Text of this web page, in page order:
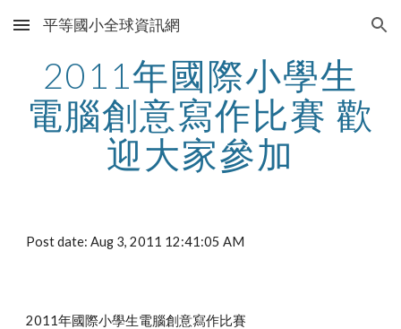
Skip to main content Skip to navigation
平等國小全球資訊網
2011年國際小學生
電腦創意寫作比賽 歡
迎大家參加
Post date: Aug 3, 2011 12:41:05 AM
2011年國際小學生電腦創意寫作比賽